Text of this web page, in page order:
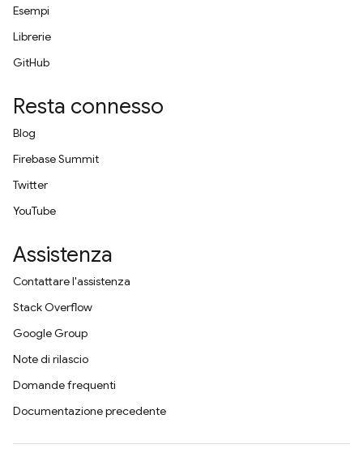
Esempi
Librerie
GitHub
Resta connesso
Blog
Firebase Summit
Twitter
YouTube
Assistenza
Contattare l'assistenza
Stack Overflow
Google Group
Note di rilascio
Domande frequenti
Documentazione precedente